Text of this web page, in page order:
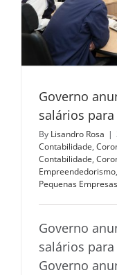
Governo
salários
By Lisandro Rosa |
Contabilidade,
Contabilidade,
Empreendedorismo,
Pequenas Empresas
Governo
salários
Governo